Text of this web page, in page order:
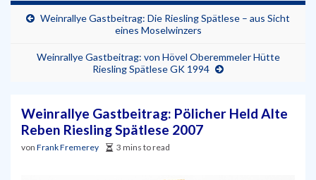
Weinrallye Gastbeitrag: Die Riesling Spätlese – aus Sicht
eines Moselwinzers
Weinrallye Gastbeitrag: von Hövel Oberemmeler Hütte
Riesling Spätlese GK 1994
Weinrallye Gastbeitrag: Pölicher Held Alte
Reben Riesling Spätlese 2007
von Frank Fremerey 3 mins to read